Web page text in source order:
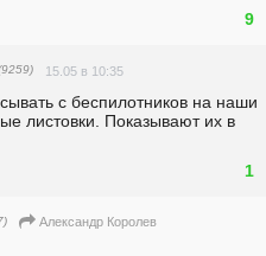
9
15.05 в 10:35
с беспилотников на наши
листовки. Показывают их в
1
Александр Королев